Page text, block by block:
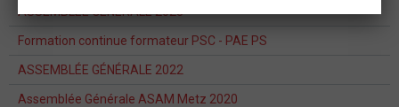
ASSEMBLEE GENERALE 2023
Formation continue formateur PSC - PAE PS
ASSEMBLÉE GÉNÉRALE 2022
Assemblée Générale ASAM Metz 2020